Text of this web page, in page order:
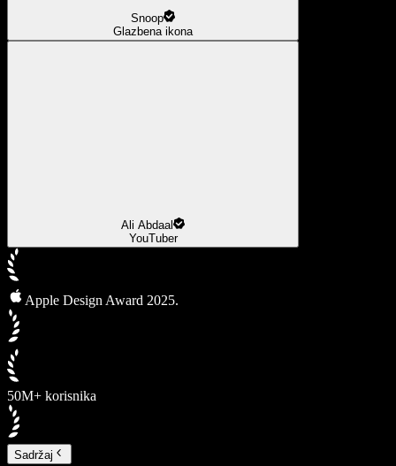
Snoop
Glazbena ikona
Ali Abdaal
YouTuber
Apple Design Award 2025.
50M+ korisnika
Sadržaj